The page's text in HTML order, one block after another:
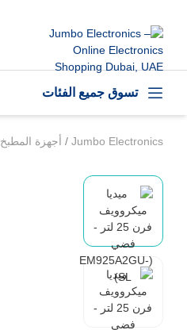
تسوق جميع الفئات
Jumbo Electronics
/ أجهزة المطبخ